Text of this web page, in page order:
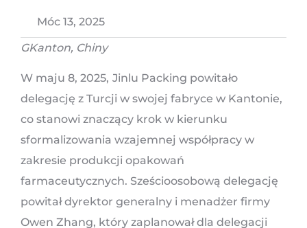
Móc 13, 2025
GKanton, Chiny
W maju 8, 2025, Jinlu Packing powitało
delegację z Turcji w swojej fabryce w Kantonie,
co stanowi znaczący krok w kierunku
sformalizowania wzajemnej współpracy w
zakresie produkcji opakowań
farmaceutycznych. Sześcioosobową delegację
powitał dyrektor generalny i menadżer firmy
Owen Zhang, który zaplanował dla delegacji